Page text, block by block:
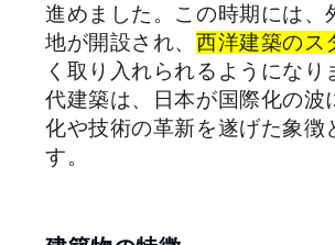
進めました。この時期には、
地が開設され、 西洋建築のス
く取り入れられるようになり
代建築は、日本が国際化の波
化や技術の革新を遂げた象徴
す。